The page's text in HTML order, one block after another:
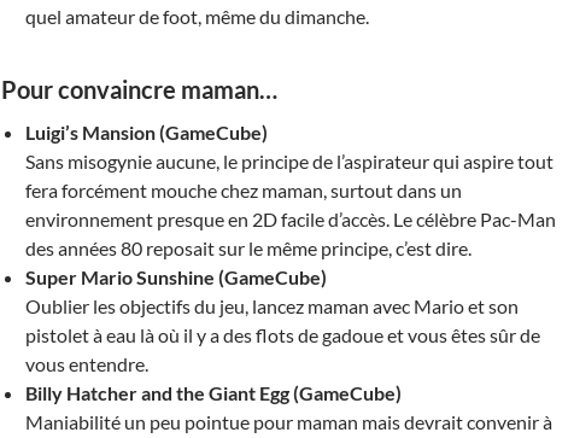
quel amateur de foot, même du dimanche.
Pour convaincre maman…
Luigi’s Mansion (GameCube)
Sans misogynie aucune, le principe de l’aspirateur qui aspire tout
fera forcément mouche chez maman, surtout dans un
environnement presque en 2D facile d’accès. Le célèbre Pac-Man
des années 80 reposait sur le même principe, c’est dire.
Super Mario Sunshine (GameCube)
Oublier les objectifs du jeu, lancez maman avec Mario et son
pistolet à eau là où il y a des flots de gadoue et vous êtes sûr de
vous entendre.
Billy Hatcher and the Giant Egg (GameCube)
Maniabilité un peu pointue pour maman mais devrait convenir à